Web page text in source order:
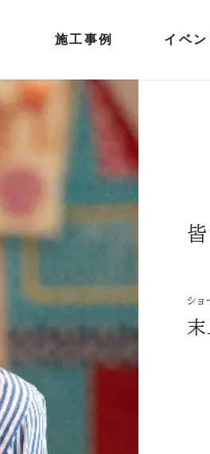
施工事例 イベ
ショ